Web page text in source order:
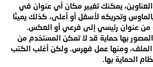
العناوين، يمكنك تغيير مكان أي عنوان في
وتحريكه لأسفل أو أعلى، كذلك يمينًا
من عنوان رئيسي إلى فرعي أو العكس.
بها حماية قد لا تمكن المستخدم من
الملف، ومنها عمل فهرس. ولكن أغلب الكتب
الحماية بها.